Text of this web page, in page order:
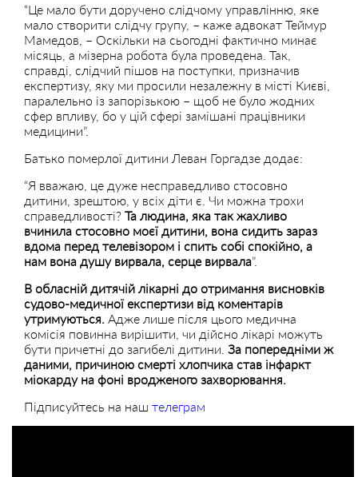
“Це мало бути доручено слідчому управлінню, яке
мало створити слідчу групу, – каже адвокат Теймур
Мамедов, – Оскільки на сьогодні фактично минає
місяць, а мізерна робота була проведена. Так,
справді, слідчий пішов на поступки, призначив
експертизу, яку ми просили незалежну в місті Києві,
паралельно із запорізькою – щоб не було жодних
сфер впливу, бо у цій сфері замішані працівники
медицини”.
Батько померлої дитини Леван Горгадзе додає:
“Я вважаю, це дуже несправедливо стосовно
дитини, зрештою, у всіх діти є. Чи можна трохи
справедливості? Та людина, яка так жахливо
вчинила стосовно моєї дитини, вона сидить зараз
вдома перед телевізором і спить собі спокійно, а
нам вона душу вирвала, серце вирвала”.
В обласній дитячій лікарні до отримання висновків
судово-медичної експертизи від коментарів
утримуються. Адже лише після цього медична
комісія повинна вирішити, чи дійсно лікарі можуть
бути причетні до загибелі дитини. За попередніми ж
даними, причиною смерті хлопчика став інфаркт
міокарду на фоні вродженого захворювання.
Підписуйтесь на наш телеграм